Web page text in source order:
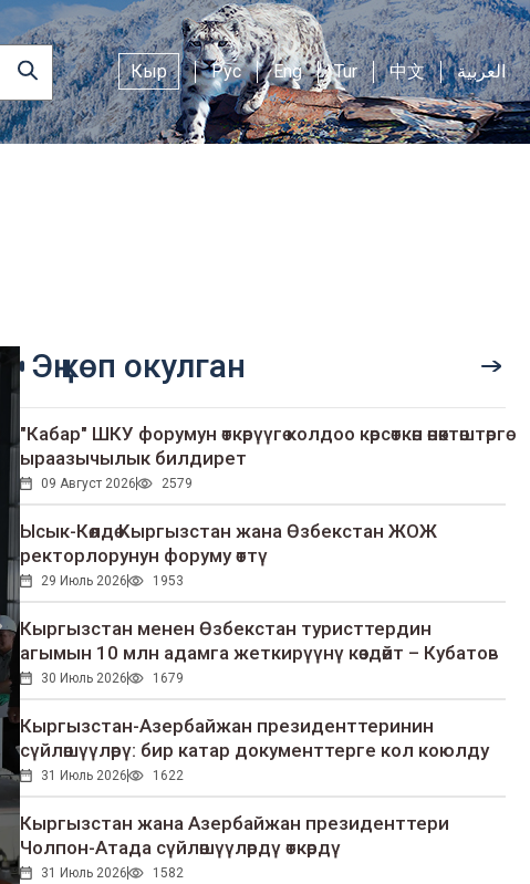
Кыр Рус Eng Tur 中文 العربية
Эң көп окулган
"Кабар" ШКУ форумун өткөрүүгө колдоо көрсөткөн өнөктөштөргө
ыраазычылык билдирет
09 Август 2026 2579
Ысык-Көлдө Кыргызстан жана Өзбекстан ЖОЖ
ректорлорунун форуму өттү
29 Июль 2026 1953
Кыргызстан менен Өзбекстан туристтердин
агымын 10 млн адамга жеткирүүнү көздөйт – Кубатов
30 Июль 2026 1679
Кыргызстан-Азербайжан президенттеринин
сүйлөшүүлөрү: бир катар документтерге кол коюлду
31 Июль 2026 1622
Кыргызстан жана Азербайжан президенттери
Чолпон-Атада сүйлөшүүлөрдү өткөрдү
31 Июль 2026 1582